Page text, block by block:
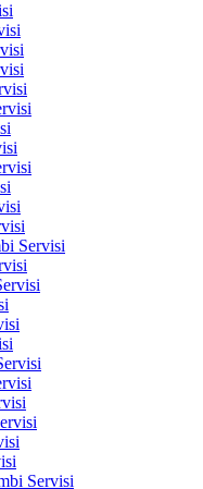
Servisi
Servisi